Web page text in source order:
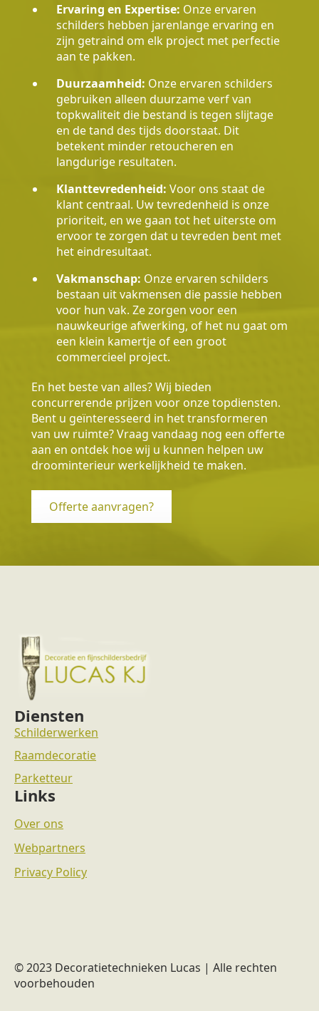
Ervaring en Expertise: Onze ervaren
schilders hebben jarenlange ervaring en
zijn getraind om elk project met perfectie
aan te pakken.
Duurzaamheid: Onze ervaren schilders
gebruiken alleen duurzame verf van
topkwaliteit die bestand is tegen slijtage
en de tand des tijds doorstaat. Dit
betekent minder retoucheren en
langdurige resultaten.
Klanttevredenheid: Voor ons staat de
klant centraal. Uw tevredenheid is onze
prioriteit, en we gaan tot het uiterste om
ervoor te zorgen dat u tevreden bent met
het eindresultaat.
Vakmanschap: Onze ervaren schilders
bestaan uit vakmensen die passie hebben
voor hun vak. Ze zorgen voor een
nauwkeurige afwerking, of het nu gaat om
een klein kamertje of een groot
commercieel project.
En het beste van alles? Wij bieden
concurrerende prijzen voor onze topdiensten.
Bent u geïnteresseerd in het transformeren
van uw ruimte? Vraag vandaag nog een offerte
aan en ontdek hoe wij u kunnen helpen uw
droominterieur werkelijkheid te maken.
Offerte aanvragen?
Diensten
Schilderwerken
Raamdecoratie
Parketteur
Links
Over ons
Webpartners
Privacy Policy
© 2023 Decoratietechnieken Lucas | Alle rechten
voorbehouden